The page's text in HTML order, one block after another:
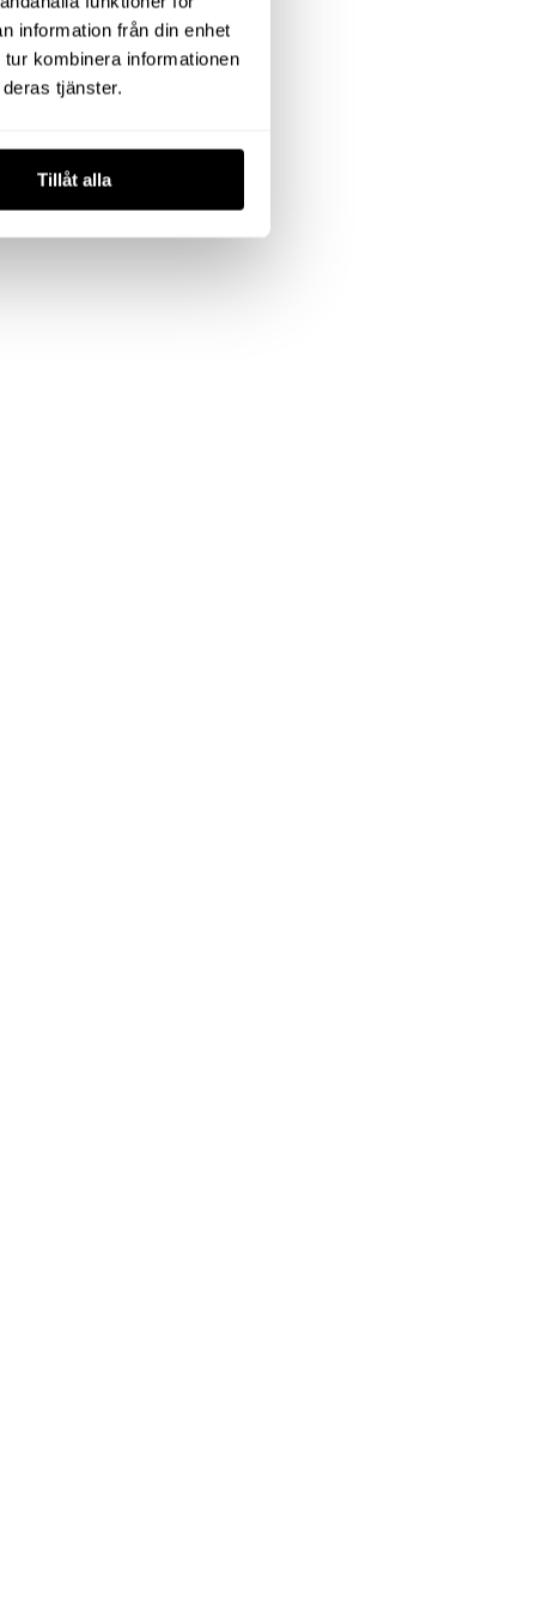
information från din enhet
kombinera informationen
tjänster.
Tillåt alla